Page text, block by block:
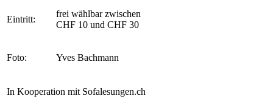
Eintritt:
frei wählbar zwischen
CHF 10 und CHF 30
Foto: Yves Bachmann
In Kooperation mit Sofalesungen.ch